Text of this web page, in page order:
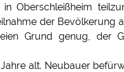
Oberschleißheim
der Bevölkerung
Grund genug, der
alt. Neubauer